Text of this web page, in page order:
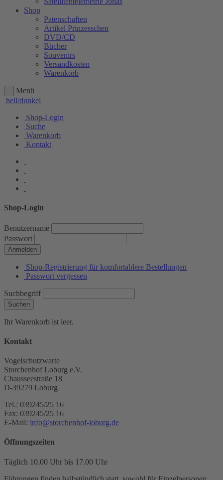
Shop
Patenschaften
Artikel Prinzesschen
DVD/CD
Bücher
Souvenirs
Versandkosten
Warenkorb
Menü
hell/dunkel
Shop-Login
Suche
Warenkorb
Kontakt
Shop-Login
Benutzername
Passwort
Anmelden
Shop-Registrierung für komfortablere Bestellungen
Passwort vergessen
Suchbegriff
Suchen
Ihr Warenkorb ist leer.
Kontakt
Vogelschutzwarte
Storchenhof Loburg e.V.
Chausseestraße 18
D-39279 Loburg
Tel.: 039245/25 16
Fax: 039245/25 16
E-Mail: info@storchenhof-loburg.de
Öffnungszeiten
Täglich 10.00 Uhr bis 17.00 Uhr